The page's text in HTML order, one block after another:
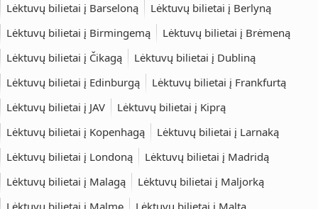
Lėktuvų bilietai į Barseloną
Lėktuvų bilietai į Berlyną
Lėktuvų bilietai į Birmingemą
Lėktuvų bilietai į Brėmeną
Lėktuvų bilietai į Čikagą
Lėktuvų bilietai į Dubliną
Lėktuvų bilietai į Edinburgą
Lėktuvų bilietai į Frankfurtą
Lėktuvų bilietai į JAV
Lėktuvų bilietai į Kiprą
Lėktuvų bilietai į Kopenhagą
Lėktuvų bilietai į Larnaką
Lėktuvų bilietai į Londoną
Lėktuvų bilietai į Madridą
Lėktuvų bilietai į Malagą
Lėktuvų bilietai į Maljorką
Lėktuvų bilietai į Malmę
Lėktuvų bilietai į Maltą